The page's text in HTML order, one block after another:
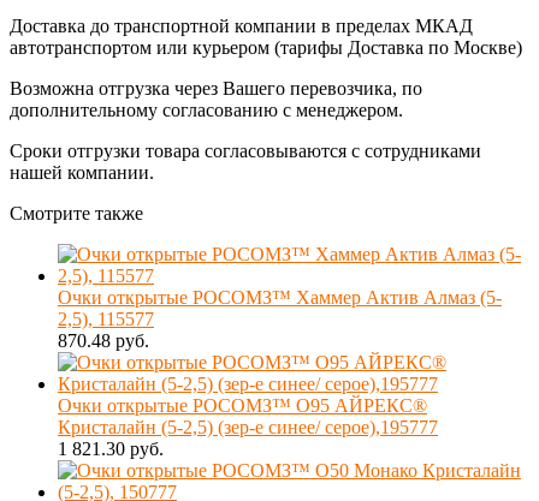
Доставка до транспортной компании в пределах МКАД
автотранспортом или курьером (тарифы Доставка по Москве)
Возможна отгрузка через Вашего перевозчика, по
дополнительному согласованию с менеджером.
Сроки отгрузки товара согласовываются с сотрудниками
нашей компании.
Смотрите также
Очки открытые РОСОМЗ™ Хаммер Актив Алмаз (5-
2,5), 115577
870.48 руб.
Очки открытые РОСОМЗ™ О95 АЙРЕКС®
Кристалайн (5-2,5) (зер-е синее/ серое),195777
1 821.30 руб.